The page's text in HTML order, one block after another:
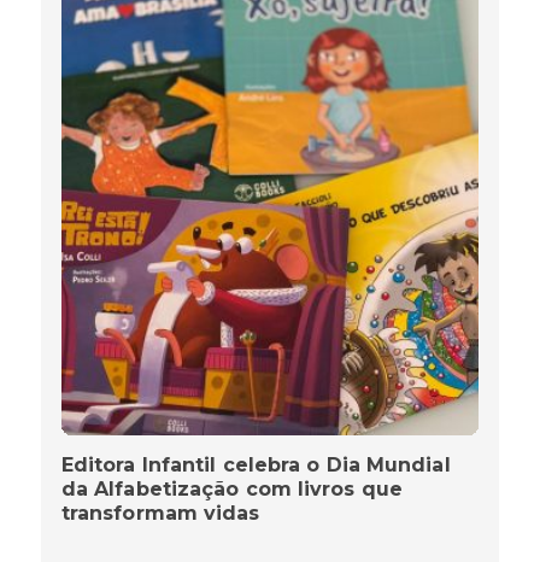
Editora Infantil celebra o Dia Mundial
da Alfabetização com livros que
transformam vidas